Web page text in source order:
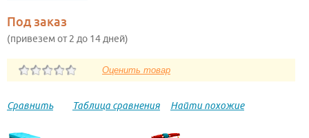
Под заказ
(привезем от 2 до 14 дней)
Сравнить Таблица сравнения Найти похожие